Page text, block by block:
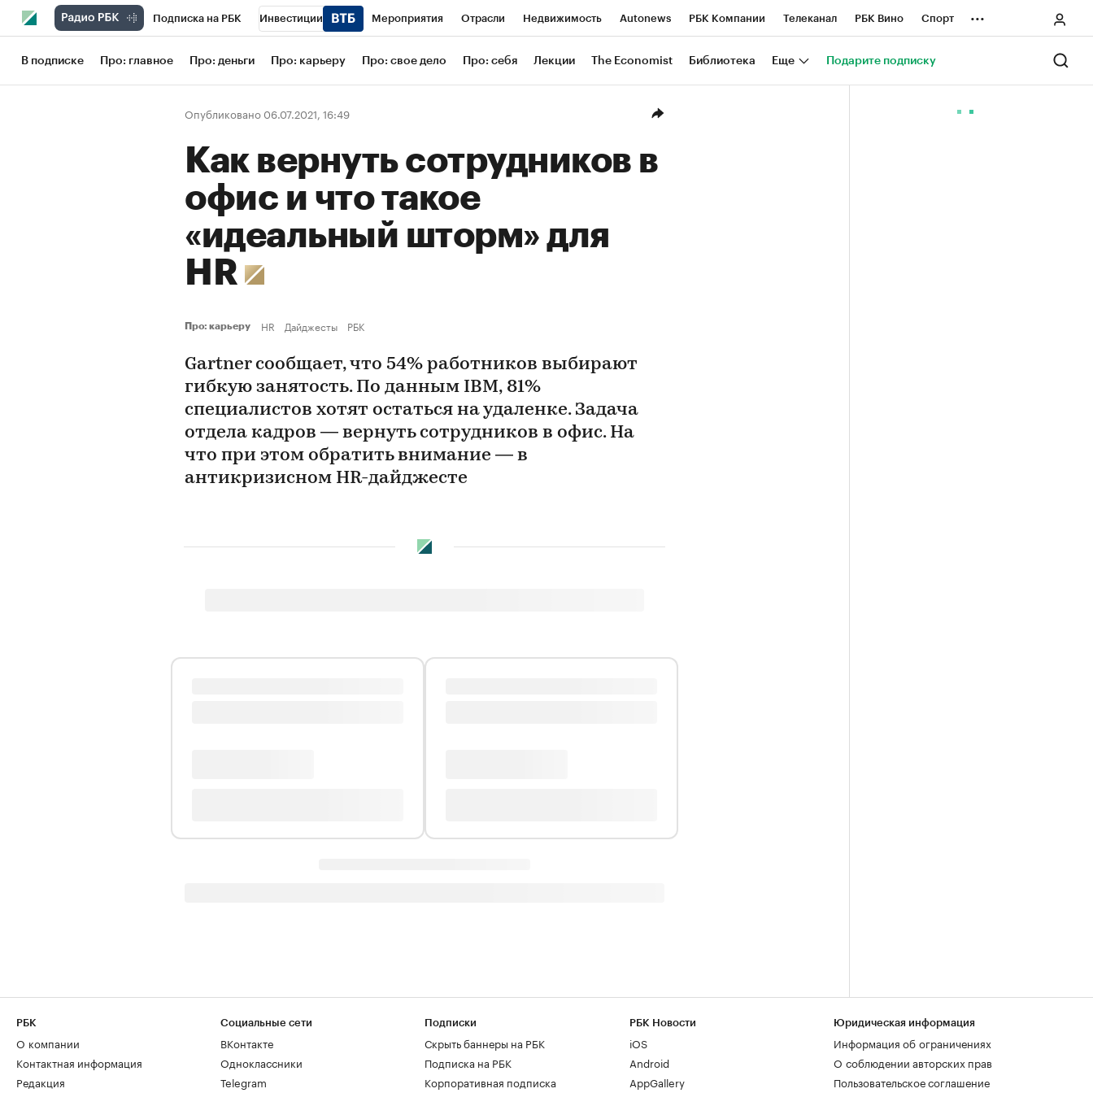
Подписка на РБК Инвестиции Мероприятия Отрасли Недвижимость Autonews РБК Компании Телеканал РБК Вино Спорт
Школа управления РБК РБК Образование РБК Life Тренды Визионеры Национальные проекты Город
Рынок наличной валюты
...
В подписке Про: главное Про: деньги Про: карьеру Про: свое дело Про: себя Лекции The Economist Библиотека Еще Подарите подписку
Опубликовано 06.07.2021, 16:49
Как вернуть сотрудников в
офис и что такое
«идеальный шторм» для
HR
Про: карьеру HR Дайджесты РБК
Gartner сообщает, что 54% работников выбирают
гибкую занятость. По данным IBM, 81%
специалистов хотят остаться на удаленке. Задача
отдела кадров — вернуть сотрудников в офис. На
что при этом обратить внимание — в
антикризисном HR-дайджесте
РБК
О компании
Контактная информация
Редакция
Социальные сети
ВКонтакте
Одноклассники
Telegram
Подписки
Скрыть баннеры на РБК
Подписка на РБК
Корпоративная подписка
РБК Новости
iOS
Android
AppGallery
Юридическая информация
Информация об ограничениях
О соблюдении авторских прав
Пользовательское соглашение